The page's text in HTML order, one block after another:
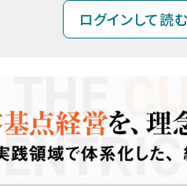
ログインして読む